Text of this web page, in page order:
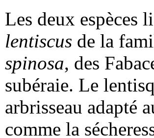
Les deux espèces
lentiscus de la
spinosa, des
subéraie. Le
arbrisseau adapté
comme la